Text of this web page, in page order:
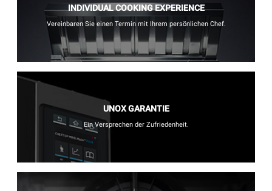
INDIVIDUAL COOKING EXPERIENCE
Vereinbaren Sie einen Termin mit Ihrem persönlichen Chef.
UNOX GARANTIE
Ein Versprechen der Zufriedenheit.